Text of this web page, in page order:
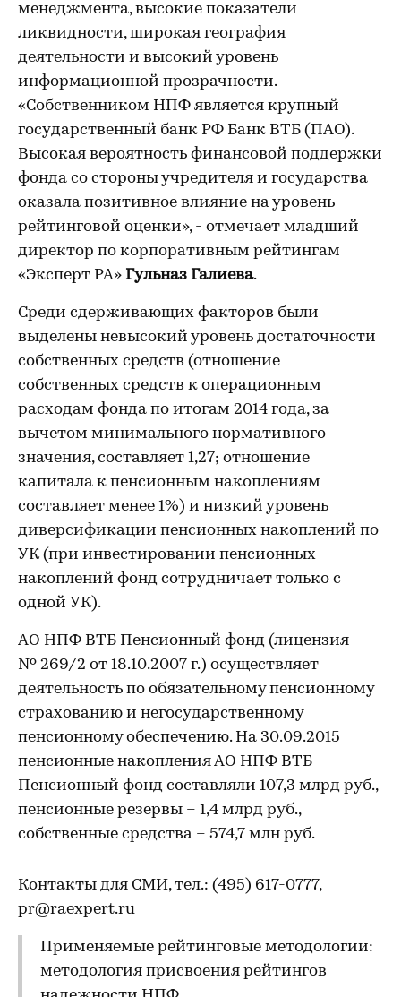
менеджмента, высокие показатели
ликвидности, широкая география
деятельности и высокий уровень
информационной прозрачности.
«Собственником НПФ является крупный
государственный банк РФ Банк ВТБ (ПАО).
Высокая вероятность финансовой поддержки
фонда со стороны учредителя и государства
оказала позитивное влияние на уровень
рейтинговой оценки», - отмечает младший
директор по корпоративным рейтингам
«Эксперт РА» Гульназ Галиева.
Среди сдерживающих факторов были
выделены невысокий уровень достаточности
собственных средств (отношение
собственных средств к операционным
расходам фонда по итогам 2014 года, за
вычетом минимального нормативного
значения, составляет 1,27; отношение
капитала к пенсионным накоплениям
составляет менее 1%) и низкий уровень
диверсификации пенсионных накоплений по
УК (при инвестировании пенсионных
накоплений фонд сотрудничает только с
одной УК).
АО НПФ ВТБ Пенсионный фонд (лицензия
№ 269/2 от 18.10.2007 г.) осуществляет
деятельность по обязательному пенсионному
страхованию и негосударственному
пенсионному обеспечению. На 30.09.2015
пенсионные накопления АО НПФ ВТБ
Пенсионный фонд составляли 107,3 млрд руб.,
пенсионные резервы – 1,4 млрд руб.,
собственные средства – 574,7 млн руб.
Контакты для СМИ, тел.: (495) 617-0777,
pr@raexpert.ru
Применяемые рейтинговые методологии:
методология присвоения рейтингов